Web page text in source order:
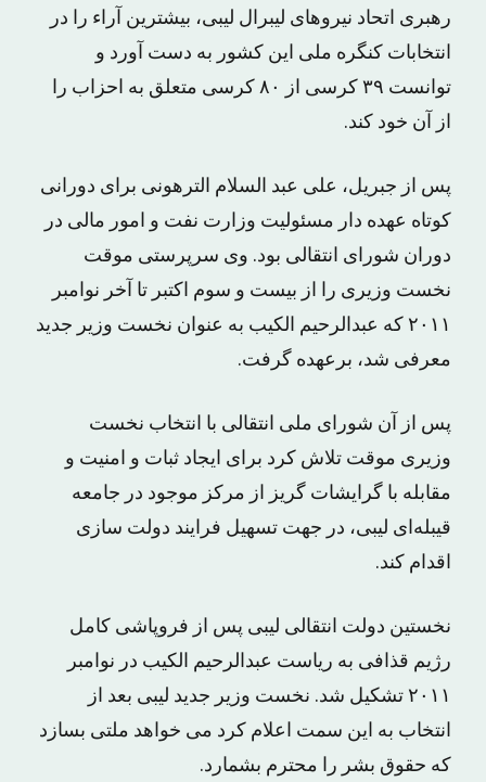
رهبری اتحاد نیروهای لیبرال لیبی، بیشترین آراء را در
انتخابات کنگره ملی این کشور به دست آورد و
توانست ٣٩ کرسی از ٨٠ کرسی متعلق به احزاب را
از آن خود کند.
پس از جبریل، علی عبد السلام الترهونی برای دورانی
کوتاه عهده دار مسئولیت وزارت نفت و امور مالی در
دوران شورای انتقالی بود. وی سرپرستی موقت
نخست وزیری را از بیست و سوم اکتبر تا آخر نوامبر
۲۰۱۱ که عبدالرحیم الکیب به عنوان نخست وزیر جدید
معرفی شد، برعهده گرفت.
پس از آن شورای ملی انتقالی با انتخاب نخست
وزیری موقت تلاش کرد برای ایجاد ثبات و امنیت و
مقابله با گرایشات گریز از مرکز موجود در جامعه
قیبله‌ای لیبی، در جهت تسهیل فرایند دولت‏ سازی
اقدام کند.
نخستین دولت انتقالی لیبی پس از فروپاشی کامل
رژیم قذافی به ریاست عبدالرحیم الکیب در نوامبر
۲۰۱۱ تشکیل شد. نخست وزیر جدید لیبی بعد از
انتخاب به این سمت اعلام کرد می خواهد ملتی بسازد
که حقوق بشر را محترم بشمارد.